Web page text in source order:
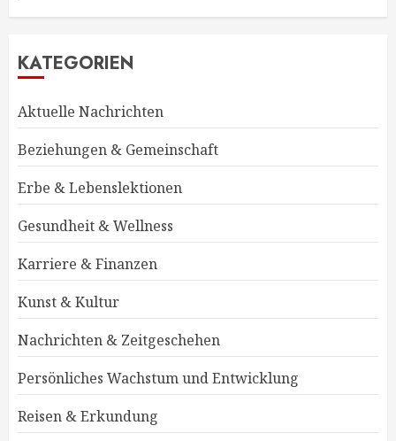
KATEGORIEN
Aktuelle Nachrichten
Beziehungen & Gemeinschaft
Erbe & Lebenslektionen
Gesundheit & Wellness
Karriere & Finanzen
Kunst & Kultur
Nachrichten & Zeitgeschehen
Persönliches Wachstum und Entwicklung
Reisen & Erkundung